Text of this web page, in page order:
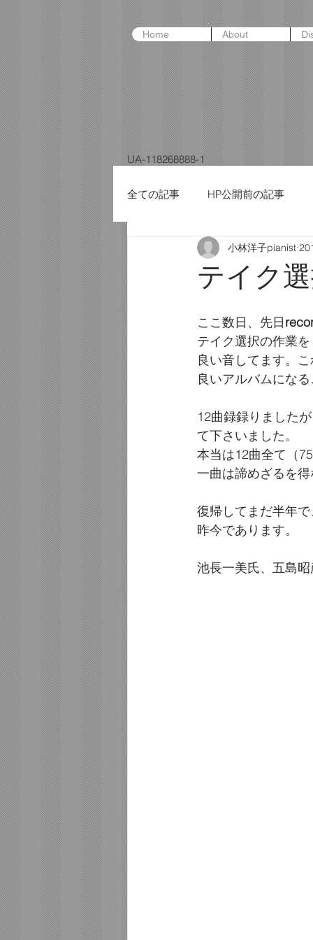
Home About
UA-118268888-1
全ての記事 HP公開前の記事
テイク
小林洋子pianist
ここ数日、先日
テイク選択の作業
良い音してます。
良いアルバムにな
12曲録録りました
て下さいました。
本当は12曲全て（
一曲は諦めざるを
復帰してまだ半年
昨今であります。
池長一美氏、五島